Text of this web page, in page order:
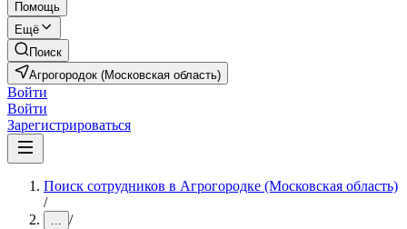
Помощь
Ещё
Поиск
Агрогородок (Московская область)
Войти
Войти
Зарегистрироваться
Поиск сотрудников в Агрогородке (Московская область)
/
... /